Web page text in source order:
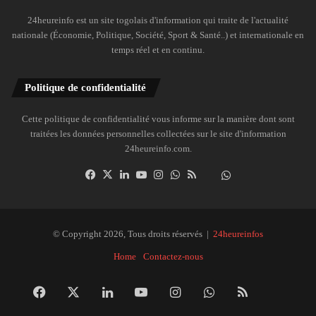
24heureinfo est un site togolais d'information qui traite de l'actualité
nationale (Économie, Politique, Société, Sport & Santé..) et internationale en
temps réel et en continu.
Politique de confidentialité
Cette politique de confidentialité vous informe sur la manière dont sont
traitées les données personnelles collectées sur le site d'information
24heureinfo.com.
Facebook
X LinkedinYouTubeInstagramWhatsAppDailymotion
© Copyright 2026, Tous droits réservés | 24heureinfos
Home Contactez-nous
Facebook LinkedinYouTubeInstagramWhatsApp
RSS